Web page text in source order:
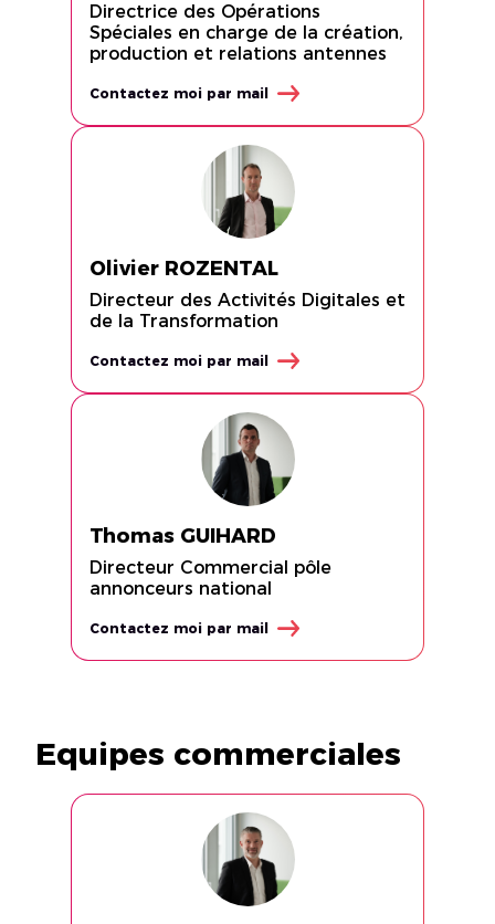
Directrice des Opérations
Spéciales en charge de la création,
production et relations antennes
Contactez moi par mail
Olivier ROZENTAL
Directeur des Activités Digitales et
de la Transformation
Contactez moi par mail
Thomas GUIHARD
Directeur Commercial pôle
annonceurs national
Contactez moi par mail
Equipes commerciales